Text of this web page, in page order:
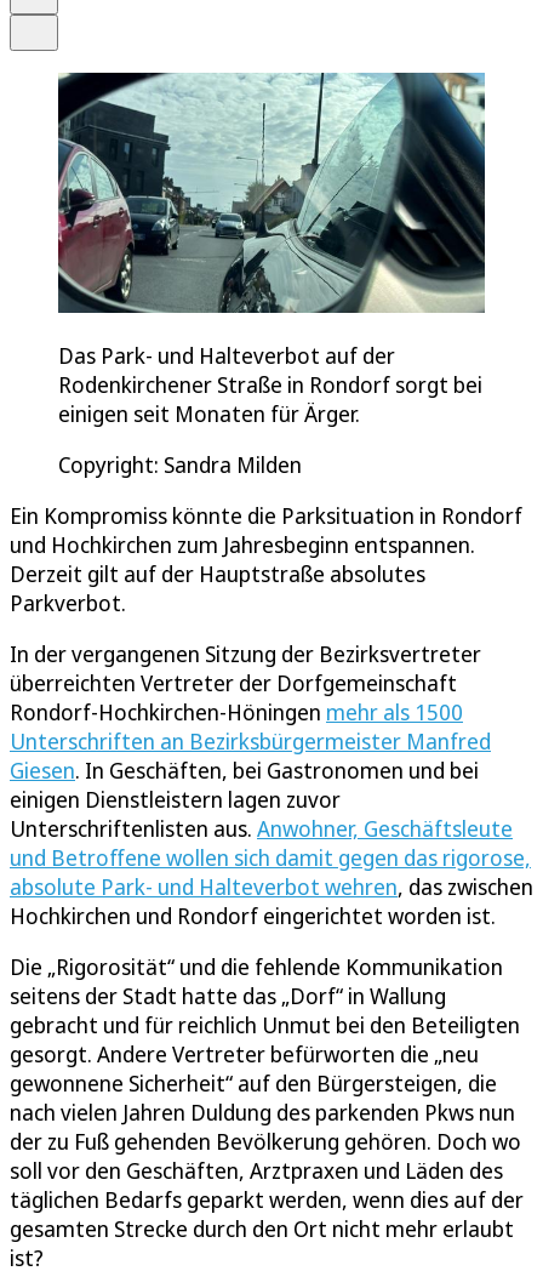
Das Park- und Halteverbot auf der
Rodenkirchener Straße in Rondorf sorgt bei
einigen seit Monaten für Ärger.
Copyright: Sandra Milden
Ein Kompromiss könnte die Parksituation in Rondorf
und Hochkirchen zum Jahresbeginn entspannen.
Derzeit gilt auf der Hauptstraße absolutes
Parkverbot.
In der vergangenen Sitzung der Bezirksvertreter
überreichten Vertreter der Dorfgemeinschaft
Rondorf-Hochkirchen-Höningen mehr als 1500
Unterschriften an Bezirksbürgermeister Manfred
Giesen. In Geschäften, bei Gastronomen und bei
einigen Dienstleistern lagen zuvor
Unterschriftenlisten aus. Anwohner, Geschäftsleute
und Betroffene wollen sich damit gegen das rigorose,
absolute Park- und Halteverbot wehren, das zwischen
Hochkirchen und Rondorf eingerichtet worden ist.
Die „Rigorosität“ und die fehlende Kommunikation
seitens der Stadt hatte das „Dorf“ in Wallung
gebracht und für reichlich Unmut bei den Beteiligten
gesorgt. Andere Vertreter befürworten die „neu
gewonnene Sicherheit“ auf den Bürgersteigen, die
nach vielen Jahren Duldung des parkenden Pkws nun
der zu Fuß gehenden Bevölkerung gehören. Doch wo
soll vor den Geschäften, Arztpraxen und Läden des
täglichen Bedarfs geparkt werden, wenn dies auf der
gesamten Strecke durch den Ort nicht mehr erlaubt
ist?